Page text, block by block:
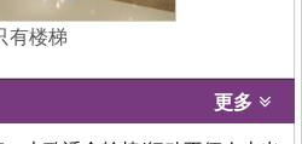
有楼梯
更多